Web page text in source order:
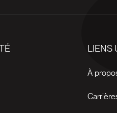
LIENS
À